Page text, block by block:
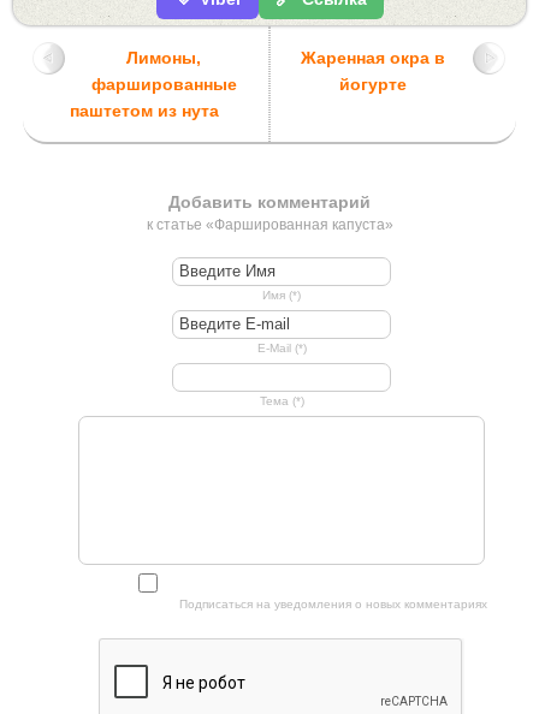
Лимоны,
фаршированные
паштетом из нута
Жаренная окра в
йогурте
Добавить комментарий
к статье «Фаршированная капуста»
Имя (*)
E-Mail (*)
Тема (*)
Подписаться на уведомления о новых комментариях